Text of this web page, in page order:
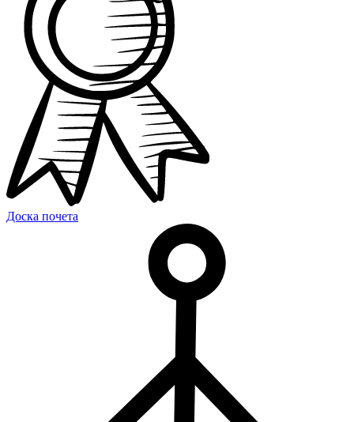
Доска почета